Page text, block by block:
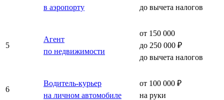
в аэропорту
до вычета налогов
5
Агент
по недвижимости
от 150 000
до 250 000 ₽
до вычета налогов
6
Водитель-курьер
на личном автомобиле
от 100 000 ₽
на руки